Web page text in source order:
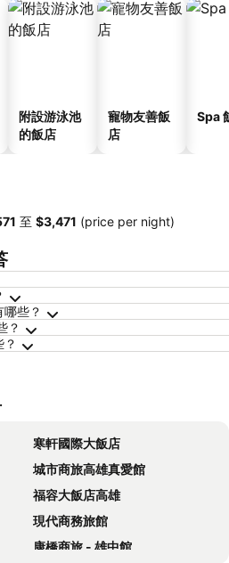
附設游泳池
的飯店
寵物友善飯
店
Spa
至 ‎$3,471 (price per night)
些？
？
寒軒國際大飯店
城市商旅高雄真愛館
福容大飯店高雄
現代商務旅館
康橋商旅 - 雄中館